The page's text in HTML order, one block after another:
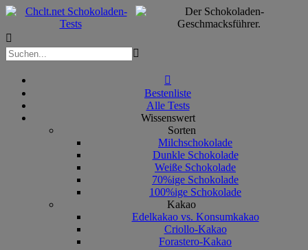



Bestenliste
Alle Tests
Wissenswert
Sorten
Milchschokolade
Dunkle Schokolade
Weiße Schokolade
70%ige Schokolade
100%ige Schokolade
Kakao
Edelkakao vs. Konsumkakao
Criollo-Kakao
Forastero-Kakao